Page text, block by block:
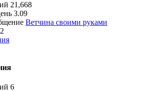
21,668
3.09
Ветчина своими руками
6